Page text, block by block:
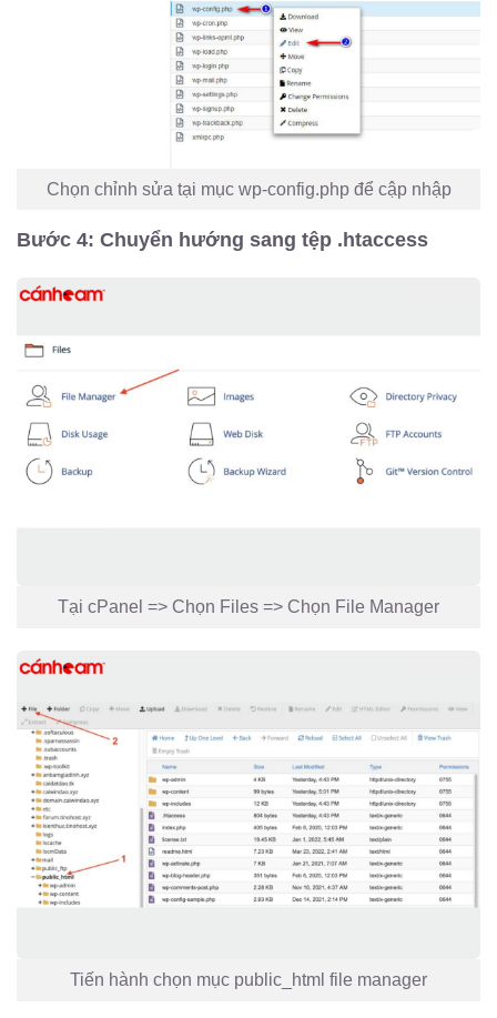
Chọn chỉnh sửa tại mục wp-config.php để cập nhập
Bước 4: Chuyển hướng sang tệp .htaccess
Tại cPanel => Chọn Files => Chọn File Manager
Tiến hành chọn mục public_html file manager